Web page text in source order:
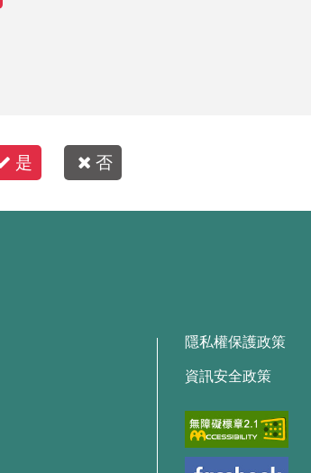
是 否
隱私權保護政策
資訊安全政策